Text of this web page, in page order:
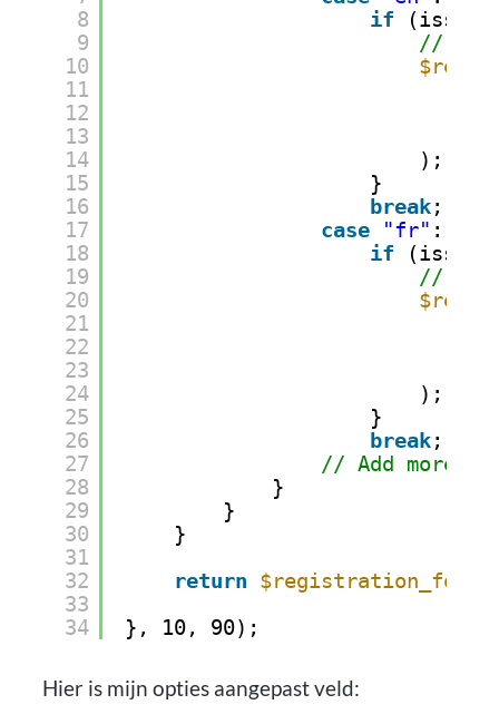
8
9
10
11
12
13
14
15
16
17
18
19
20
21
22
23
24
25
26
27
28
29
30
31
32
33
34
if
(isset(
//
);
}
break;
case
"fr" :
if
(isset(
//
);
}
break;
// Add more
}
}
}
return
}, 10, 90);
Hier is mijn opties aangepast veld: